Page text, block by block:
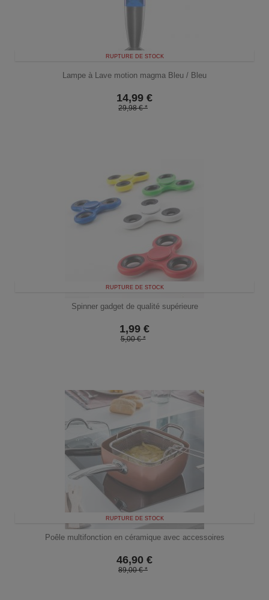
RUPTURE DE STOCK
Lampe à Lave motion magma Bleu / Bleu
14,99 €
29,98 € *
RUPTURE DE STOCK
Spinner gadget de qualité supérieure
1,99 €
5,00 € *
RUPTURE DE STOCK
Poêle multifonction en céramique avec accessoires
46,90 €
89,00 € *